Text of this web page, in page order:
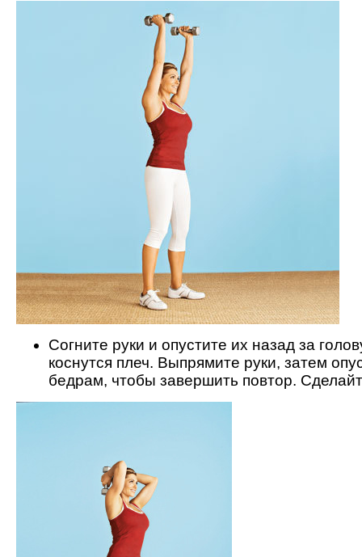
Согните руки и опустите их назад за
коснутся плеч. Выпрямите руки, затем
бедрам, чтобы завершить повтор.